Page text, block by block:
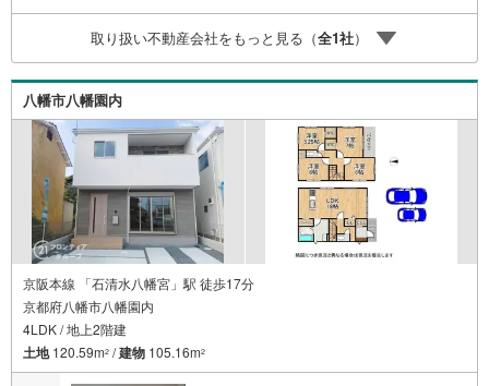
社のリフォームプランナーがご提案！5.定期的にご連絡を
繋ぎ、有事の際に迅速にサポートいたします弊社は専門家
同士が連携をとっているため、より多くの知見がございま
す。お気軽にお問合せください！
取り扱い不動産会社をもっと見る（全1社）
八幡市八幡園内
京阪本線 「石清水八幡宮」駅 徒歩17分
京都府八幡市八幡園内
4LDK / 地上2階建
土地120.59m2 /建物 105.16m2